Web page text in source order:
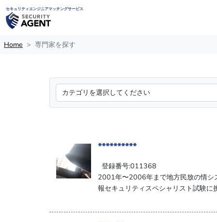
セキュリティエンジニアマッチングサービス
Home 専門家を探す
**********
登録番号:011368
2001年〜2006年まで地方民放の情シ
報セキュリティスペシャリスト試験